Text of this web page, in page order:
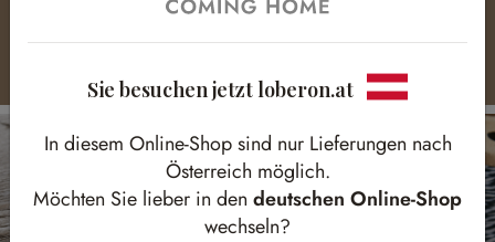
Sie besuchen jetzt loberon.at
In diesem Online-Shop sind nur Lieferungen nach
Österreich möglich.
Möchten Sie lieber in den deutschen Online-Shop
wechseln?